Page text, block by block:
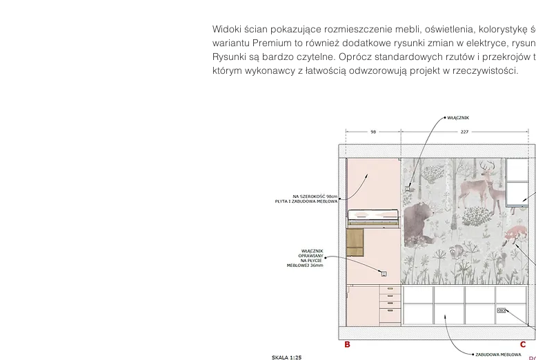
Widoki ścian pokazujące rozmieszczenie mebli, oświetlenia, kolorystykę
wariantu Premium to również dodatkowe rysunki zmian w elektryce,
Rysunki są bardzo czytelne. Oprócz standardowych rzutów i przekrojów
którym wykonawcy z łatwością odwzorowują projekt w rzeczywistości.